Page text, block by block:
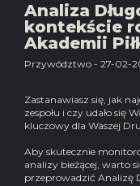
Analiza
kontekście
Akademii
Przywództwo - 27-02-
Zastanawiasz się, jak
zespołu i czy udało się
kluczowy dla Waszej
Aby skutecznie
analizy bieżącej, warto
przeprowadzić Analizę